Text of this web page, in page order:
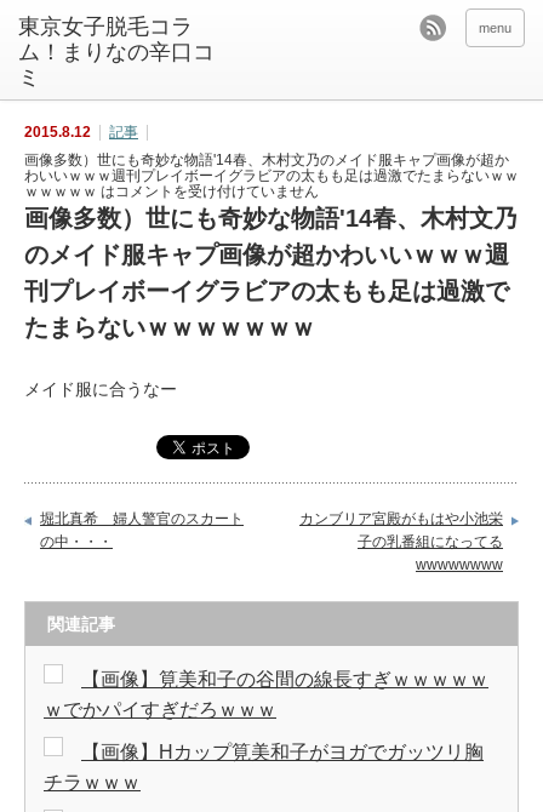
東京女子脱毛コラ
ム！まりなの辛口コ
ミ
menu
2015.8.12
記事
画像多数）世にも奇妙な物語'14春、木村文乃のメイド服キャプ画像が超か
わいいｗｗｗ週刊プレイボーイグラビアの太もも足は過激でたまらないｗｗ
ｗｗｗｗｗ はコメントを受け付けていません
画像多数）世にも奇妙な物語'14春、木村文乃
のメイド服キャプ画像が超かわいいｗｗｗ週
刊プレイボーイグラビアの太もも足は過激で
たまらないｗｗｗｗｗｗｗ
メイド服に合うなー
堀北真希 婦人警官のスカート
の中・・・
カンブリア宮殿がもはや小池栄
子の乳番組になってる
wwwwwwww
関連記事
【画像】筧美和子の谷間の線長すぎｗｗｗｗｗ
ｗでかパイすぎだろｗｗｗ
【画像】Hカップ筧美和子がヨガでガッツリ胸
チラｗｗｗ